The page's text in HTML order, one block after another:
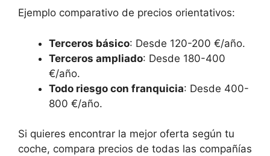
Ejemplo comparativo de precios orientativos:
Terceros básico: Desde 120-200 €/año.
Terceros ampliado: Desde 180-400
€/año.
Todo riesgo con franquicia: Desde 400-
800 €/año.
Si quieres encontrar la mejor oferta según tu
coche, compara precios de todas las compañías